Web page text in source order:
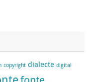
copyright dialecte digital